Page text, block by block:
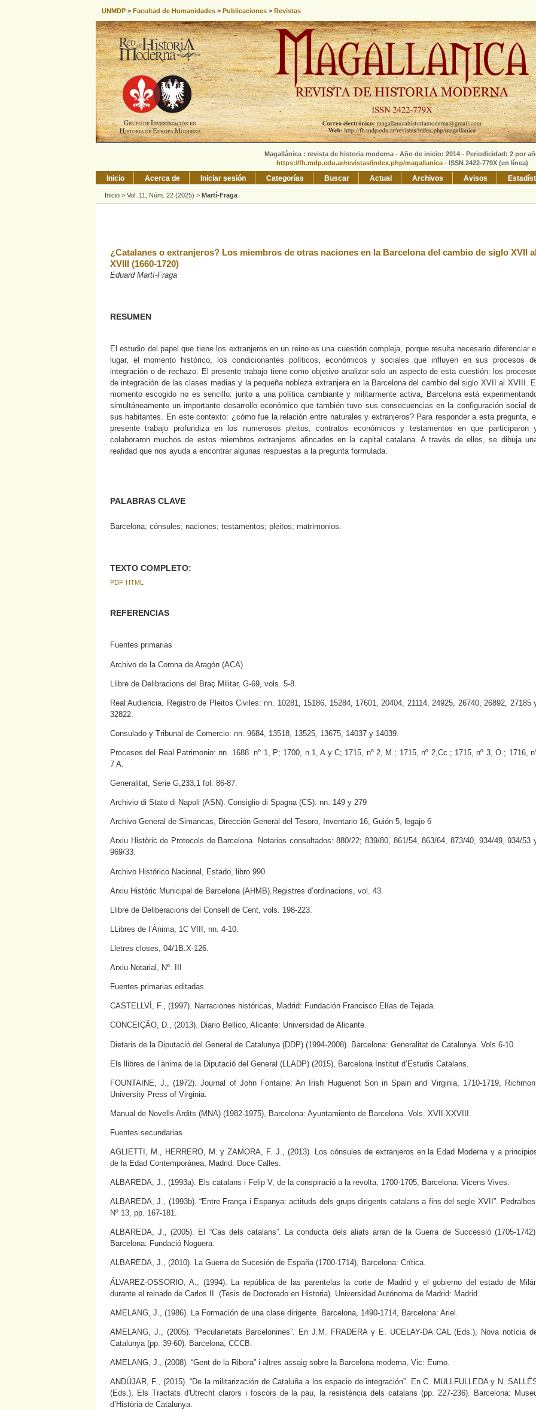
UNMDP > Facultad de Humanidades > Publicaciones > Revistas
Magallánica : revista de historia moderna - Año de inicio: 2014 - Periodicidad: 2 por
https://fh.mdp.edu.ar/revistas/index.php/magallanica - ISSN 2422-779X (en línea)
Inicio Acerca de Iniciar sesión Categorías Buscar Actual Archivos Avisos
Inicio > Vol. 11, Núm. 22 (2025) > Martí-Fraga
¿Catalanes o extranjeros? Los miembros de otras naciones en la Barcelona del cambio de siglo XVII
XVIII (1660-1720)
Eduard Martí-Fraga
RESUMEN
El estudio del papel que tiene los extranjeros en un reino es una cuestión compleja, porque resulta necesario diferenciar el
lugar, el momento histórico, los condicionantes políticos, económicos y sociales que influyen en sus procesos
integración o de rechazo. El presente trabajo tiene como objetivo analizar solo un aspecto de esta cuestión: los
de integración de las clases medias y la pequeña nobleza extranjera en la Barcelona del cambio del siglo XVII al XVIII. El
momento escogido no es sencillo: junto a una política cambiante y militarmente activa, Barcelona está
simultáneamente un importante desarrollo económico que también tuvo sus consecuencias en la configuración social
sus habitantes. En este contexto: ¿cómo fue la relación entre naturales y extranjeros? Para responder a esta pregunta, el
presente trabajo profundiza en los numerosos pleitos, contratos económicos y testamentos en que participaron
colaboraron muchos de estos miembros extranjeros afincados en la capital catalana. A través de ellos, se dibuja
realidad que nos ayuda a encontrar algunas respuestas a la pregunta formulada.
PALABRAS CLAVE
Barcelona; cónsules; naciones; testamentos; pleitos; matrimonios.
TEXTO COMPLETO:
PDF HTML
REFERENCIAS
Fuentes primarias
Archivo de la Corona de Aragón (ACA)
Llibre de Delibracions del Braç Militar, G-69, vols. 5-8.
Real Audiencia. Registro de Pleitos Civiles: nn. 10281, 15186, 15284, 17601, 20404, 21114, 24925, 26740, 26892, 27185
32822.
Consulado y Tribunal de Comercio: nn. 9684, 13518, 13525, 13675, 14037 y 14039.
Procesos del Real Patrimonio: nn. 1688. nº 1, P; 1700, n.1, A y C; 1715, nº 2, M.; 1715, nº 2,Cc.; 1715, nº 3, O.; 1716,
7 A.
Generalitat, Serie G,233,1 fol. 86-87.
Archivio di Stato di Napoli (ASN). Consiglio di Spagna (CS): nn. 149 y 279
Archivo General de Simancas, Dirección General del Tesoro, Inventario 16, Guión 5, legajo 6
Arxiu Històric de Protocols de Barcelona. Notarios consultados: 880/22; 839/80, 861/54, 863/64, 873/40, 934/49, 934/53
969/33.
Archivo Histórico Nacional, Estado, libro 990.
Arxiu Històric Municipal de Barcelona (AHMB).Registres d’ordinacions, vol. 43.
Llibre de Deliberacions del Consell de Cent, vols. 198-223.
LLibres de l’Ànima, 1C VIII, nn. 4-10.
Lletres closes, 04/1B.X-126.
Arxiu Notarial, Nº. III
Fuentes primarias editadas
CASTELLVÍ, F., (1997). Narraciones históricas, Madrid: Fundación Francisco Elías de Tejada.
CONCEIÇÃO, D., (2013). Diario Bellico, Alicante: Universidad de Alicante.
Dietaris de la Diputació del General de Catalunya (DDP) (1994-2008). Barcelona: Generalitat de Catalunya. Vols 6-10.
Els llibres de l’ànima de la Diputació del General (LLADP) (2015), Barcelona Institut d’Estudis Catalans.
FOUNTAINE, J., (1972). Journal of John Fontaine: An Irish Huguenot Son in Spain and Virginia, 1710-1719,
University Press of Virginia.
Manual de Novells Ardits (MNA) (1982-1975), Barcelona: Ayuntamiento de Barcelona. Vols. XVII-XXVIII.
Fuentes secundarias
AGLIETTI, M., HERRERO, M. y ZAMORA, F. J., (2013). Los cónsules de extranjeros en la Edad Moderna y a
de la Edad Contemporánea, Madrid: Doce Calles.
ALBAREDA, J., (1993a). Els catalans i Felip V, de la conspiració a la revolta, 1700-1705, Barcelona: Vicens Vives.
ALBAREDA, J., (1993b). “Entre França i Espanya: actituds dels grups dirigents catalans a fins del segle XVII”.
Nº 13, pp. 167-181.
ALBAREDA, J., (2005). El “Cas dels catalans”. La conducta dels aliats arran de la Guerra de Successió (1705-
Barcelona: Fundació Noguera.
ALBAREDA, J., (2010). La Guerra de Sucesión de España (1700-1714), Barcelona: Crítica.
ÁLVAREZ-OSSORIO, A., (1994). La república de las parentelas la corte de Madrid y el gobierno del estado de
durante el reinado de Carlos II. (Tesis de Doctorado en Historia). Universidad Autónoma de Madrid: Madrid.
AMELANG, J., (1986). La Formación de una clase dirigente. Barcelona, 1490-1714, Barcelona: Ariel.
AMELANG, J., (2005). “Pecularietats Barcelonines”. En J.M. FRADERA y E. UCELAY-DA CAL (Eds.), Nova notícia
Catalunya (pp. 39-60). Barcelona, CCCB.
AMELANG, J., (2008). “Gent de la Ribera” i altres assaig sobre la Barcelona moderna, Vic: Eumo.
ANDÚJAR, F., (2015). “De la militarización de Cataluña a los espacio de integración”. En C. MULLFULLEDA y N.
(Eds.), Els Tractats d'Utrecht clarors i foscors de la pau, la resistència dels catalans (pp. 227-236). Barcelona:
d’Història de Catalunya.